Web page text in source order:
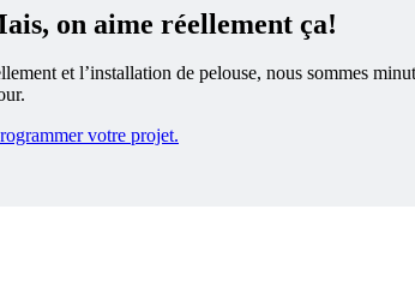
on aime réellement ça!
et l’installation de pelouse, nous sommes
votre projet.